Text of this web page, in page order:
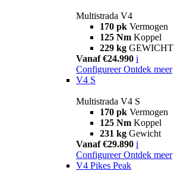
Multistrada V4
170 pk Vermogen
125 Nm Koppel
229 kg GEWICHT
Vanaf €24.990 i
Configureer Ontdek meer
V4 S
Multistrada V4 S
170 pk Vermogen
125 Nm Koppel
231 kg Gewicht
Vanaf €29.890 i
Configureer Ontdek meer
V4 Pikes Peak